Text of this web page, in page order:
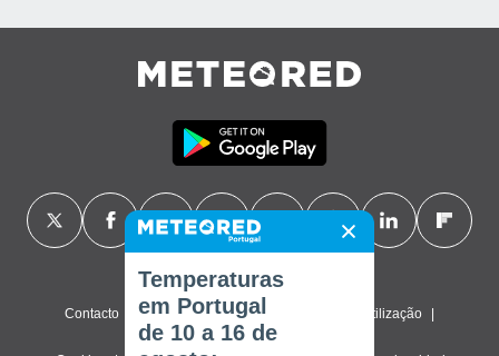
Contacto Sobre nós FAQ Termos de utilização
Temperaturas
em Portugal
de 10 a 16 de